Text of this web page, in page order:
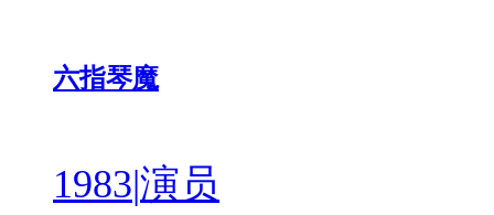
六指琴魔
1983|演员